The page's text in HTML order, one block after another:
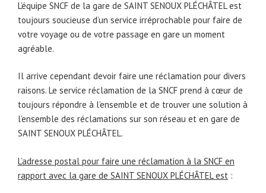
L’équipe SNCF de la gare de SAINT SENOUX PLÉCHÂTEL est
toujours soucieuse d’un service irréprochable pour faire de
votre voyage ou de votre passage en gare un moment
agréable.
Il arrive cependant devoir faire une réclamation pour divers
raisons. Le service réclamation de la SNCF prend à cœur de
toujours répondre à l’ensemble et de trouver une solution à
l’ensemble des réclamations sur son réseau et en gare de
SAINT SENOUX PLÉCHÂTEL.
L’adresse postal pour faire une réclamation à la SNCF en
rapport avec la gare de SAINT SENOUX PLÉCHÂTEL est :